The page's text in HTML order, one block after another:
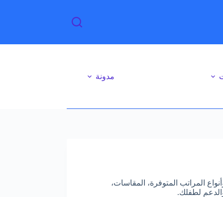
مدونة
المراتب المتوفرة، المقاسات،
لطفلك.